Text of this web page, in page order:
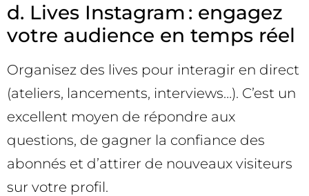
d. Lives Instagram : engagez
votre audience en temps réel
Organisez des lives pour interagir en direct
(ateliers, lancements, interviews…). C’est un
excellent moyen de répondre aux
questions, de gagner la confiance des
abonnés et d’attirer de nouveaux visiteurs
sur votre profil.